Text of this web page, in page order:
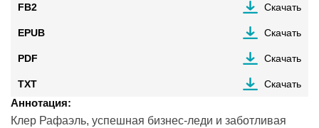
FB2 Скачать
EPUB Скачать
PDF Скачать
TXT Скачать
Аннотация:
Клер Рафаэль, успешная бизнес-леди и заботливая